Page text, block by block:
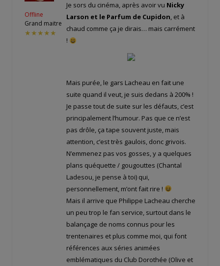
Offline
Grand maitre
★★★★★
Je sors du cinéma, après avoir vu Nicky
Larson et le Parfum de Cupidon, et à
chaud comme ça je dirais… mais carrément
!
Mais purée, le gars Lacheau en fait une
suite quand il veut, je suis dedans à 200% !
Je passe tout de suite sur les défauts, c’est
principalement l’humour. Pas que ce n’est
pas drôle, ça tape souvent juste, mais
attention, c’est très gaulois, donc grivois.
N’emmenez pas vos gosses, y a quelques
plans quéquette / gougouttes (Chantal
Ladesou, je pense à toi) qui,
personnellement, m’ont fait rire !
Mais il arrive que Philippe Lacheau cherche
un peu trop le fan service, surtout dans le
balançage de noms connus pour les
trentenaires et plus comme moi, qui font
références aux séries animées
emblématiques du Club Dorothée (Olive et